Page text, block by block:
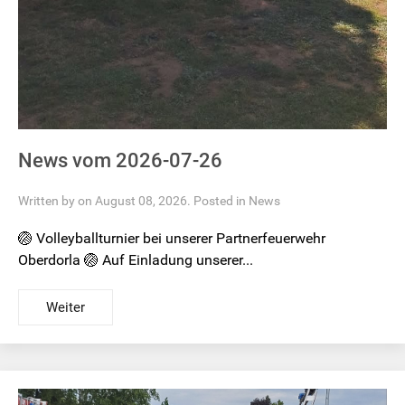
News vom 2026-07-26
Written by on August 08, 2026. Posted in News
🏐 Volleyballturnier bei unserer Partnerfeuerwehr
Oberdorla 🏐 Auf Einladung unserer...
Weiter